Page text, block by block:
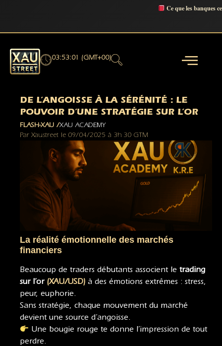
Ce que les banques
03:53:02 (GMT+00)
DE L’ANGOISSE À LA SÉRÉNITÉ : LE
POUVOIR D’UNE STRATÉGIE SUR L’OR
FLASH-XAU /XAU ACADEMY
Par Xaustreet le 09/04/2025 à 3h 30 GTM
La réalité émotionnelle des marchés
financiers
Beaucoup de traders débutants associent le trading
sur l’or (XAU/USD) à des émotions extrêmes : stress,
peur, euphorie.
Sans stratégie, chaque mouvement du marché
devient une source d’angoisse.
Une bougie rouge te donne l’impression de tout
perdre.